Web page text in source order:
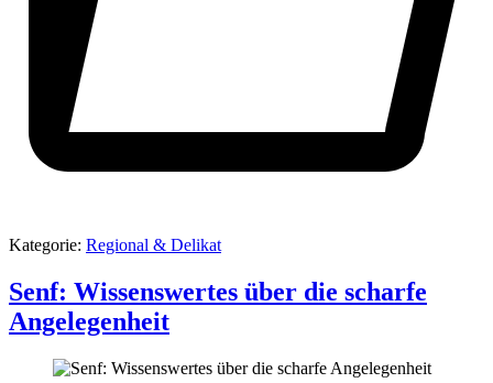
Kategorie: Regional & Delikat
Senf: Wissenswertes über die scharfe
Angelegenheit